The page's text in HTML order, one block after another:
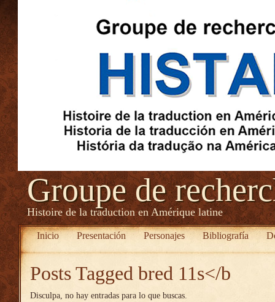
Groupe de
Histoire de la traduction en Amérique latine
Inicio Presentación Personajes Bibliografía
Posts Tagged bred 11s</b
Disculpa, no hay entradas para lo que buscas.